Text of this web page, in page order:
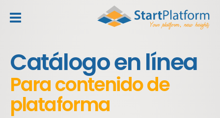
Catálogo en línea
Para contenido de
plataforma
header_toggle_navigation